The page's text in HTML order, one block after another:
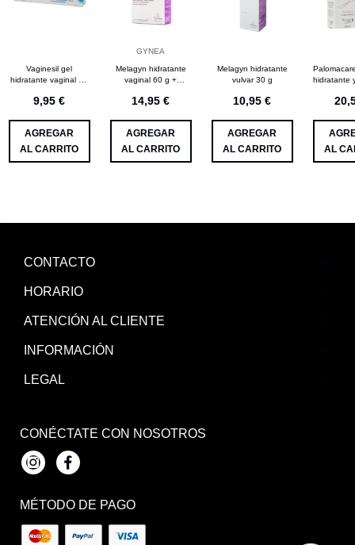
Vaginesil gel
hidratante vaginal 30
9,95 €
AGREGAR
AL CARRITO
GYNEA
Melagyn hidratante
vaginal 60 g +
14,95 €
AGREGAR
AL CARRITO
Melagyn hidratante
vulvar 30 g
10,95 €
AGREGAR
AL CARRITO
hidratante
AL
CONTACTO
HORARIO
ATENCIÓN AL CLIENTE
INFORMACIÓN
LEGAL
CONÉCTATE CON NOSOTROS
InstagramFacebook
MÉTODO DE PAGO